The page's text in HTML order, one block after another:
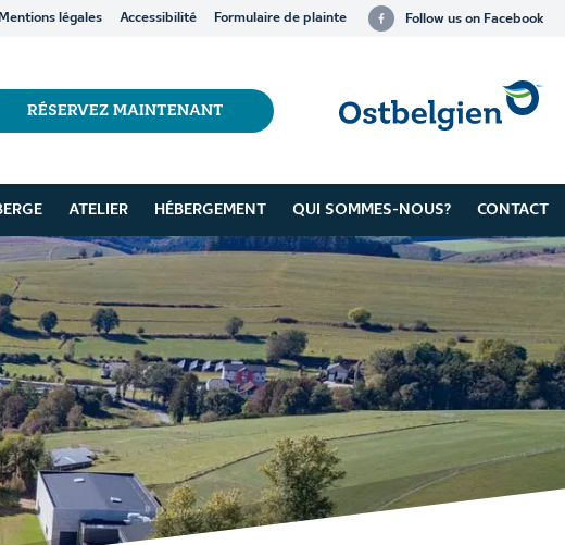
Mentions légales Accessibilité Formulaire de plainte Follow us on Facebook
RÉSERVEZ MAINTENANT
ATELIER HÉBERGEMENT QUI SOMMES-NOUS? CONTACT